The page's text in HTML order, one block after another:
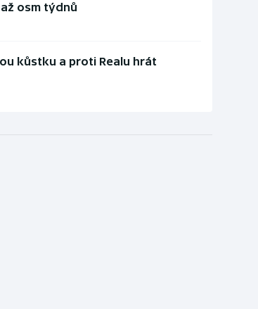
osm týdnů
kůstku a proti Realu hrát